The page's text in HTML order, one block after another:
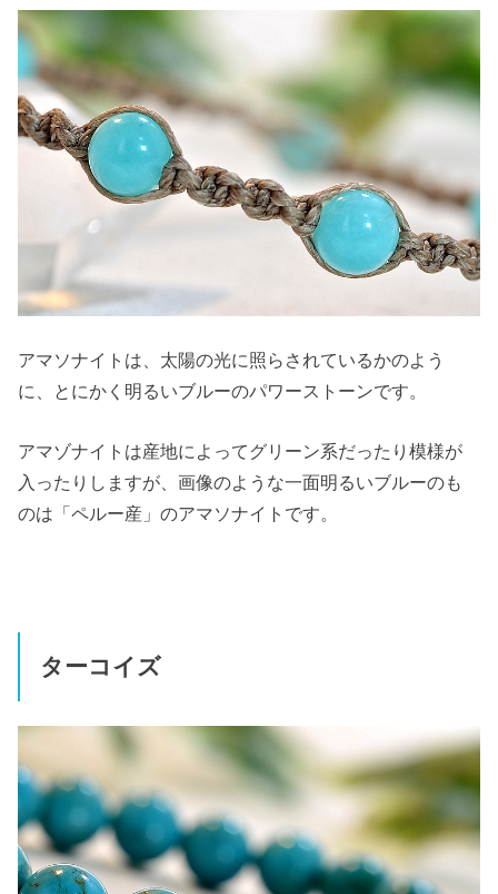
アマソナイトは、太陽の光に照らされているかのよう
に、とにかく明るいブルーのパワーストーンです。
アマゾナイトは産地によってグリーン系だったり模様が
入ったりしますが、画像のような一面明るいブルーのも
のは「ペルー産」のアマソナイトです。
ターコイズ